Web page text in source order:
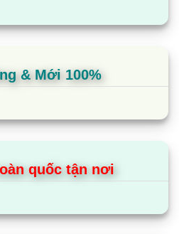
& Mới 100%
quốc tận nơi